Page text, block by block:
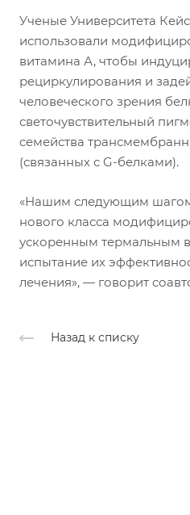
Ученые Университета
использовали
витамина А, чтобы
рециркулирования и
человеческого зрения
светочувствительный
семейства
(связанных с G-белками).
«Нашим следующим шагом
нового класса
ускоренным термальным
испытание их
лечения», — говорит
Назад к списку